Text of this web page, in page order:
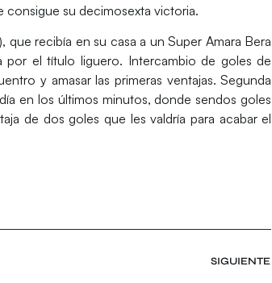
consigue su decimosexta victoria.
que recibía en su casa a unSuper Amara Bera
el título liguero. Intercambio de goles de
y amasar las primeras ventajas. Segunda
en los últimos minutos, donde sendos goles
de dos goles que les valdría para acabar el
SIGUIENTE